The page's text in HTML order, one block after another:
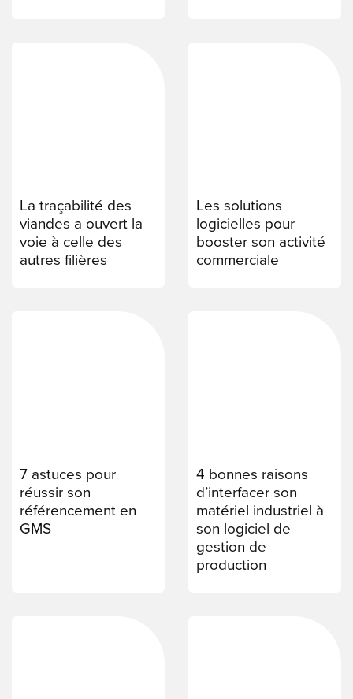
La traçabilité des
viandes a ouvert la
voie à celle des
autres filières
Les solutions
logicielles pour
booster son activité
commerciale
7 astuces pour
réussir son
référencement en
GMS
4 bonnes raisons
d’interfacer son
matériel industriel à
son logiciel de
gestion de
production